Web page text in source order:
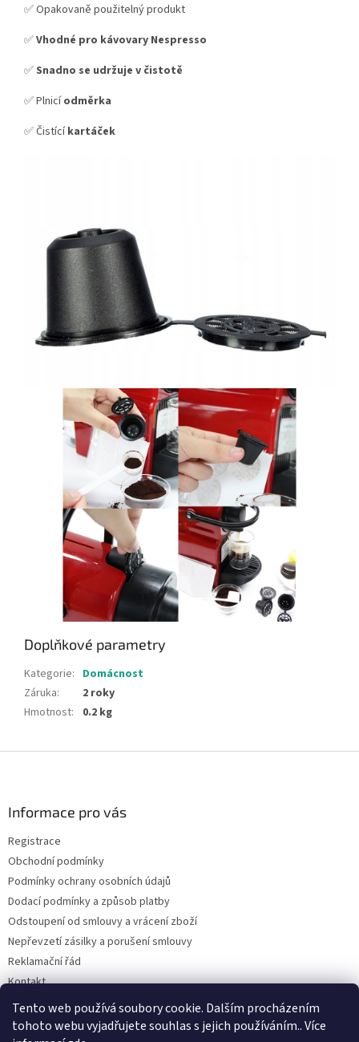
Tento web používá soubory cookie. Dalším procházením
tohoto webu vyjadřujete souhlas s jejich používáním.. Více
✅ Opakovaně použitelný produkt
✅Vhodné pro kávovary Nespresso
✅Snadno se udržuje v čistotě
✅ Plnicíodměrka
✅ Čistícíkartáček
Doplňkové parametry
Kategorie: Domácnost
Záruka:
2 roky
Hmotnost: 0.2 kg
Informace pro vás
Registrace
Obchodní podmínky
Podmínky ochrany osobních údajů
Dodací podmínky a způsob platby
Odstoupení od smlouvy a vrácení zboží
Nepřevzetí zásilky a porušení smlouvy
Reklamační řád
Kontakt
Napište nám